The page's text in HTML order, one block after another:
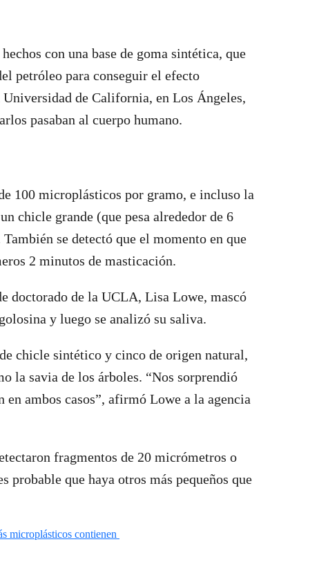
con una base de goma sintética, que
petróleo para conseguir el efecto
de California, en Los Ángeles,
pasaban al cuerpo humano.
100 microplásticos por gramo, e incluso la
chicle grande (que pesa alrededor de 6
se detectó que el momento en que
2 minutos de masticación.
doctorado de la UCLA, Lisa Lowe, mascó
y luego se analizó su saliva.
chicle sintético y cinco de origen natural,
la savia de los árboles. “Nos sorprendió
ambos casos”, afirmó Lowe a la agencia
fragmentos de 20 micrómetros o
probable que haya otros más pequeños que
microplásticos contienen